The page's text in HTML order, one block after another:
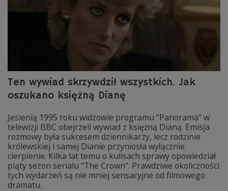
Ten wywiad skrzywdził wszystkich. Jak
oszukano księżną Dianę
Jesienią 1995 roku widzowie programu "Panorama" w
telewizji BBC obejrzeli wywiad z księżną Dianą. Emisja
rozmowy była sukcesem dziennikarzy, lecz rodzinie
królewskiej i samej Dianie przyniosła wyłącznie
cierpienie. Kilka lat temu o kulisach sprawy opowiedział
piąty sezon serialu "The Crown". Prawdziwe okoliczności
tych wydarzeń są nie mniej sensacyjne od filmowego
dramatu.